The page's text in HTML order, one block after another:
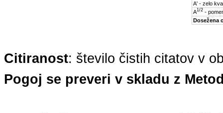
A' - zelo
A1/2-
Dosežena
Citiranost: število čistih citatov v
Pogoj se preveri v skladu z